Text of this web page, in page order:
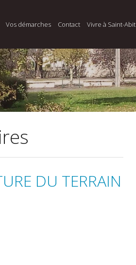
Vos démarches Contact Vivre à Saint-Abit
DU TERRAIN